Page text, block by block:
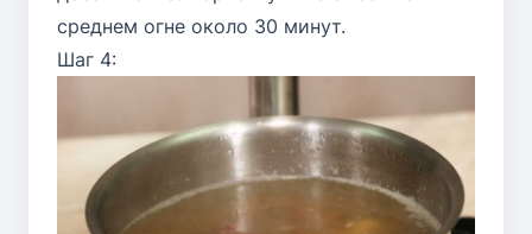
среднем огне около 30 минут.
Шаг 4: